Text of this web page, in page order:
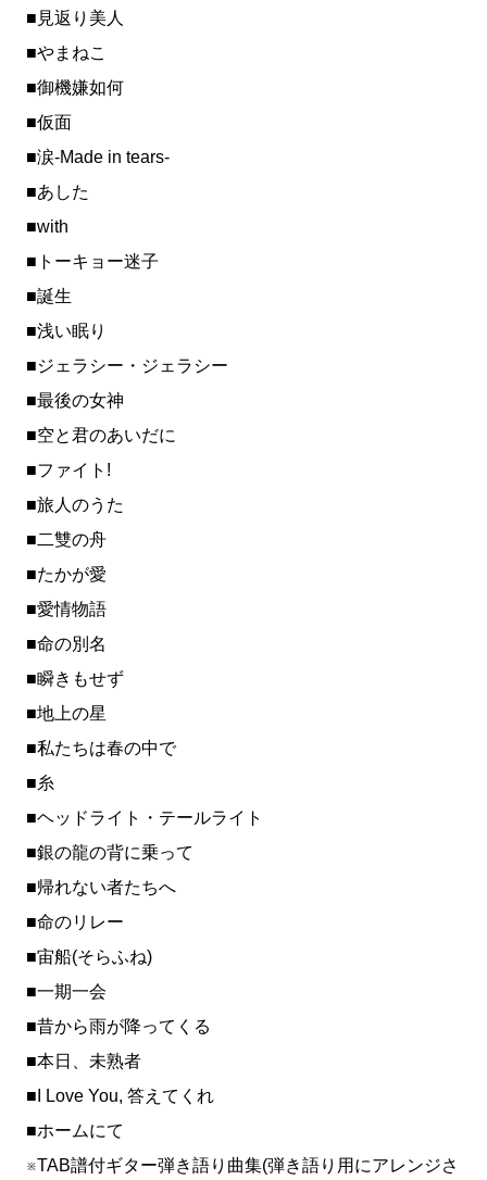
■見返り美人
■やまねこ
■御機嫌如何
■仮面
■涙-Made in tears-
■あした
■with
■トーキョー迷子
■誕生
■浅い眠り
■ジェラシー・ジェラシー
■最後の女神
■空と君のあいだに
■ファイト!
■旅人のうた
■二雙の舟
■たかが愛
■愛情物語
■命の別名
■瞬きもせず
■地上の星
■私たちは春の中で
■糸
■ヘッドライト・テールライト
■銀の龍の背に乗って
■帰れない者たちへ
■命のリレー
■宙船(そらふね)
■一期一会
■昔から雨が降ってくる
■本日、未熟者
■I Love You, 答えてくれ
■ホームにて
※TAB譜付ギター弾き語り曲集(弾き語り用にアレンジさ